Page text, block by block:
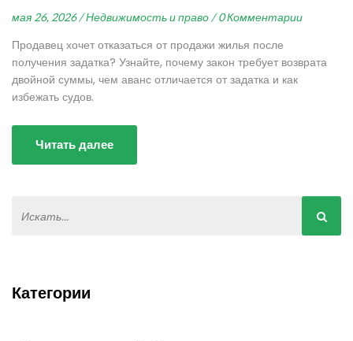
мая 26, 2026 / Недвижимость и право / 0 Комментарии
Продавец хочет отказаться от продажи жилья после
получения задатка? Узнайте, почему закон требует возврата
двойной суммы, чем аванс отличается от задатка и как
избежать судов.
Читать далее
Категории